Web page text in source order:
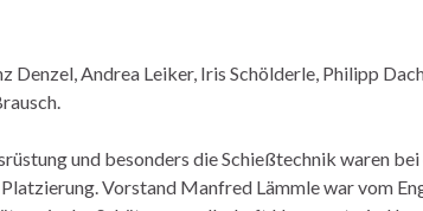
Denzel, Andrea Leiker, Iris Schölderle, Philipp
und besonders die Schießtechnik waren
Vorstand Manfred Lämmle war vom